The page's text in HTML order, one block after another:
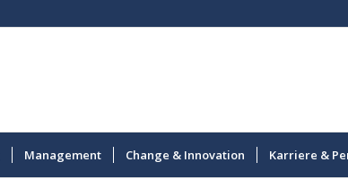
Management Change & Innovation Karriere &